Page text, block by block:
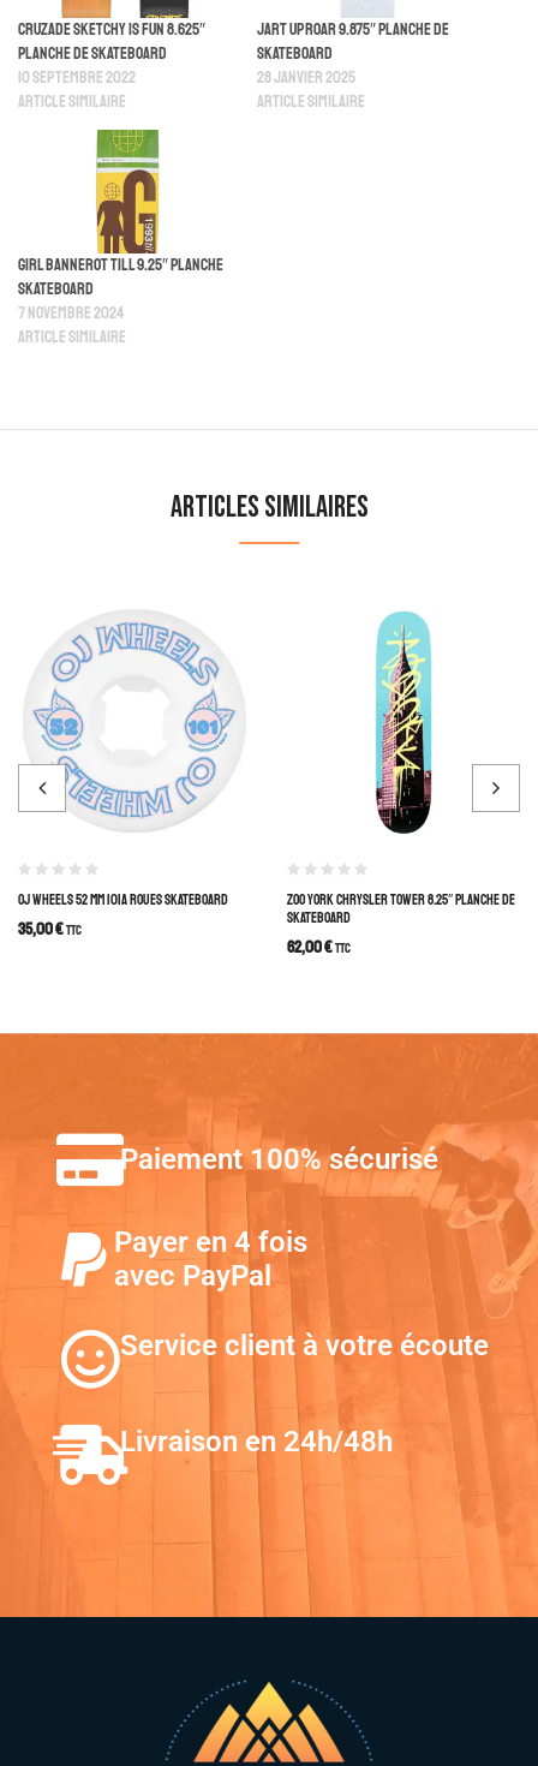
Cruzade Sketchy Is Fun 8.625″
Planche De Skateboard
10 septembre 2022
Article similaire
Jart Uproar 9.875″ Planche De
Skateboard
28 janvier 2025
Article similaire
Girl Bannerot Till 9.25″ Planche
Skateboard
7 novembre 2024
Article similaire
Articles similaires
OJ WHEELS 52 MM 101A ROUES SKATEBOARD
35,00€TTC
ZOO YORK CHRYSLER TOWER 8.25″ PLANCHE DE
SKATEBOARD
62,00€TTC
Paiement 100% sécurisé
Payer en 4 fois
avec PayPal
Service client à votre écoute
Livraison en 24h/48h